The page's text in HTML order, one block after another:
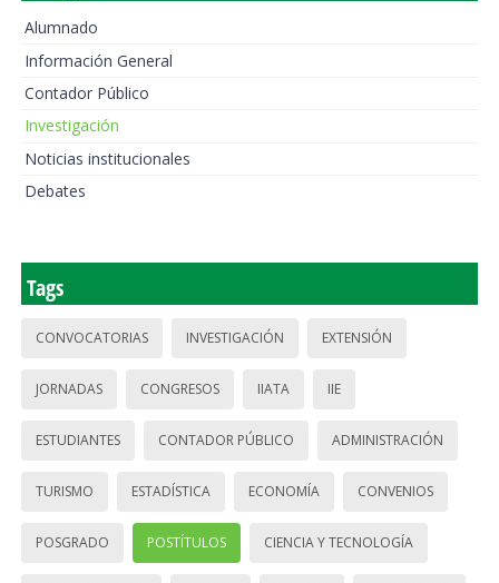
Alumnado
Información General
Contador Público
Investigación
Noticias institucionales
Debates
Tags
CONVOCATORIAS INVESTIGACIÓN EXTENSIÓN
JORNADAS CONGRESOS IIATA IIE
ESTUDIANTES CONTADOR PÚBLICO ADMINISTRACIÓN
TURISMO ESTADÍSTICA ECONOMÍA CONVENIOS
POSGRADO POSTÍTULOS CIENCIA Y TECNOLOGÍA